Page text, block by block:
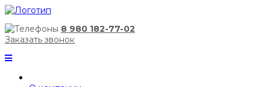
8 980 182-77-02
Заказать звонок